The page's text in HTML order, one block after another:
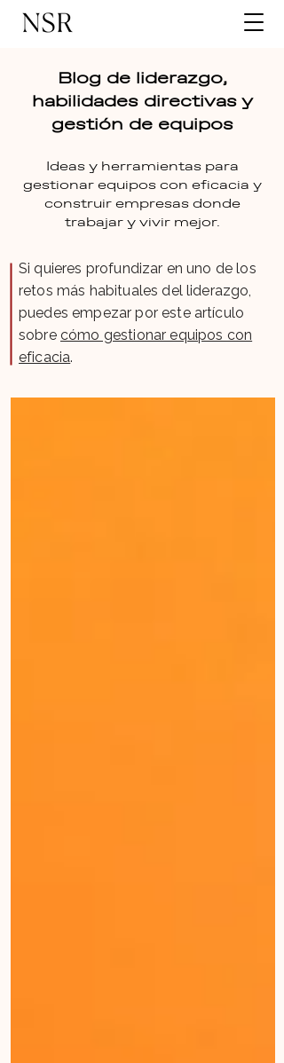
Blog de liderazgo,
habilidades directivas y
gestión de equipos
Ideas y herramientas para
gestionar equipos con eficacia y
construir empresas donde
trabajar y vivir mejor.
Si quieres profundizar en uno de los
retos más habituales del liderazgo,
puedes empezar por este artículo
sobre cómo gestionar equipos con
eficacia.